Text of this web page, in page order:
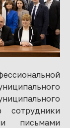
сотрудники
письмами